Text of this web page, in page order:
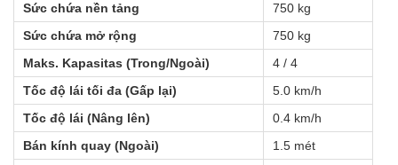
Sức chứa nền tảng
750 kg
Sức chứa mở rộng
750 kg
Maks. Kapasitas (Trong/Ngoài)
4 / 4
Tốc độ lái tối đa (Gấp lại)
5.0 km/h
Tốc độ lái (Nâng lên)
0.4 km/h
Bán kính quay (Ngoài)
1.5 mét